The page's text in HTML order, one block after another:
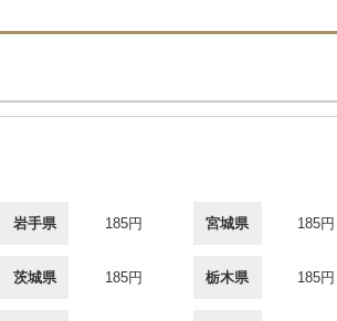
岩手県 185円 宮城県 185円
茨城県 185円 栃木県 185円